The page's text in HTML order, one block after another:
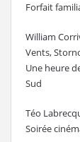
Forfait
William
Vents,
Une heure
Sud
Téo
Soirée